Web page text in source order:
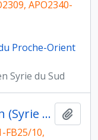
APO2340-
Proche-Orient
Syrie du Sud
Prospection dans le Hauran (Syrie du Sud et Jordanie)
FB25/10,